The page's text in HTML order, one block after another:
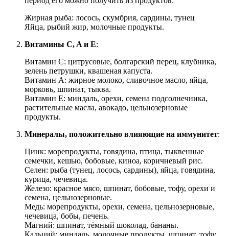
Жирная рыба: лосось, скумбрия, сардины, тунец
Яйца, рыбий жир, молочные продукты.
Витамины C, A и E:
Витамин C: цитрусовые, болгарский перец, клубника,
зелень петрушки, квашеная капуста.
Витамин A: жирное молоко, сливочное масло, яйца,
морковь, шпинат, тыква.
Витамин E: миндаль, орехи, семена подсолнечника,
растительные масла, авокадо, цельнозерновые
продукты.
Минералы, положительно влияющие на иммунитет:
Цинк: морепродукты, говядина, птица, тыквенные
семечки, кешью, бобовые, киноа, коричневый рис.
Селен: рыба (тунец, лосось, сардины), яйца, говядина,
курица, чечевица.
Железо: красное мясо, шпинат, бобовые, тофу, орехи и
семена, цельнозерновые.
Медь: морепродукты, орехи, семена, цельнозерновые,
чечевица, бобы, печень.
Магний: шпинат, тёмный шоколад, бананы.